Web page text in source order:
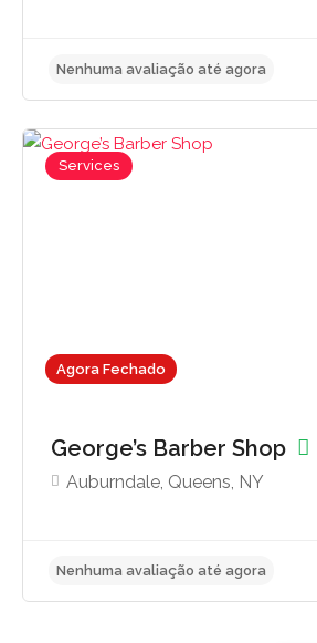
Agora Fechado
Services
George’s Barber Shop
Auburndale, Queens, NY